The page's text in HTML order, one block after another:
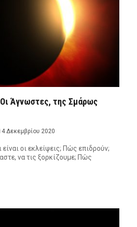
Άγνωστες, της Σμάρως
Δεκεμβρίου 2020
οι εκλείψεις; Πώς επιδρούν;
να τις ξορκίζουμε; Πώς